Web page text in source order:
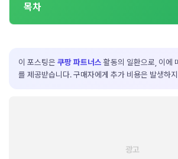
목차
이 포스팅은 쿠팡 파트너스 활동의 일환으로, 이에
를 제공받습니다. 구매자에게 추가 비용은 발생하